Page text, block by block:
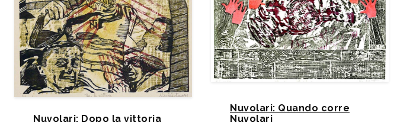
Nuvolari: Dopo la vittoria
Nuvolari: Quando corre
Nuvolari